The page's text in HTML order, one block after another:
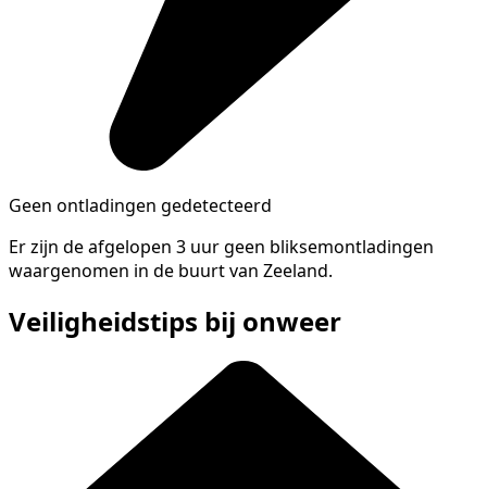
Geen ontladingen gedetecteerd
Er zijn de afgelopen 3 uur geen bliksemontladingen
waargenomen in de buurt van Zeeland.
Veiligheidstips bij onweer